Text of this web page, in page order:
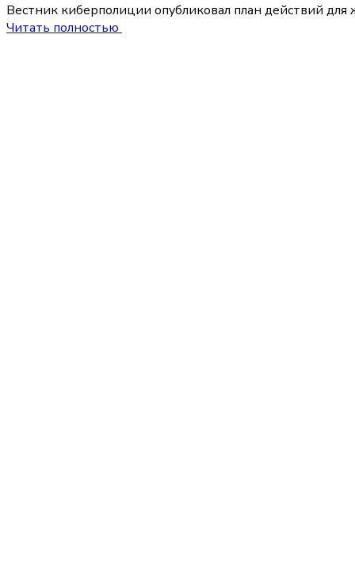
Вестник киберполиции опубликовал план действий
Читать полностью